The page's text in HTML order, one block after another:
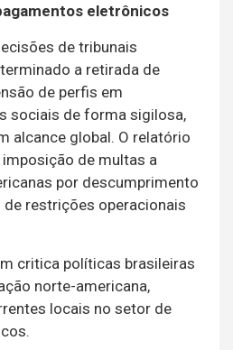
eletrônicos
de tribunais
a retirada de
de perfis em
sociais de forma sigilosa,
alcance global. O relatório
de multas a
por descumprimento
de restrições operacionais
critica políticas brasileiras
norte-americana,
locais no setor de